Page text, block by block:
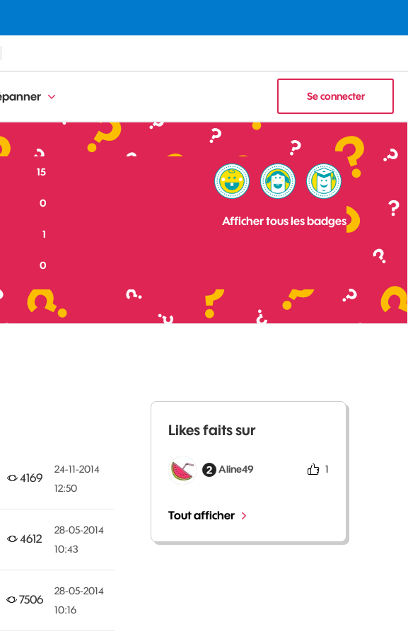
Se connecter
15
0
1
0
Afficher tous les badges
4169
‎24-11-2014
12:50
4612
‎28-05-2014
10:43
7506
‎28-05-2014
10:16
Likes faits sur
Aline49 1
Tout afficher